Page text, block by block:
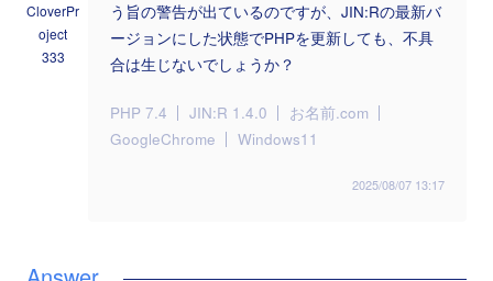
CloverPr
oject
333
う旨の警告が出ているのですが、JIN:Rの最新バ
ージョンにした状態でPHPを更新しても、不具
合は生じないでしょうか？
PHP 7.4 JIN:R 1.4.0
お名前.com
GoogleChrome
Windows11
2025/08/07 13:17